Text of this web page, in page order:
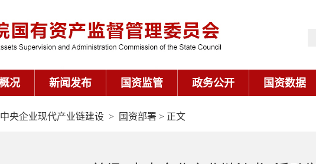
中央企业现代产业链建设 > 国资部署 > 正文